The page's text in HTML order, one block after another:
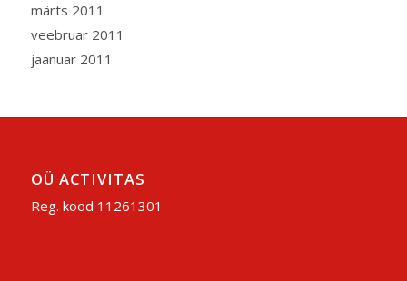
märts 2011
veebruar 2011
jaanuar 2011
OÜ ACTIVITAS
Reg. kood 11261301